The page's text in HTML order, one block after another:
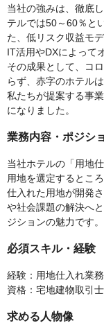
当社の強みは、徹底
テルでは50～60％と
た、低リスク収益モ
IT活用やDXによって
その成果として、コ
らず、赤字のホテル
私たちが提案する事
になりました。
業務内容・ポジシ
当社ホテルの「用地
用地を選定するとこ
仕入れた用地が開発
や社会課題の解決へ
ジションの魅力です。
必須スキル・経験
経験：用地仕入れ業
資格：宅地建物取引士
求める人物像